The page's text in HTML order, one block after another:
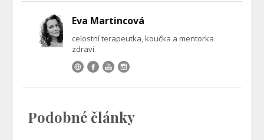
Eva Martincová
celostní terapeutka, koučka a mentorka
zdraví
Podobné články